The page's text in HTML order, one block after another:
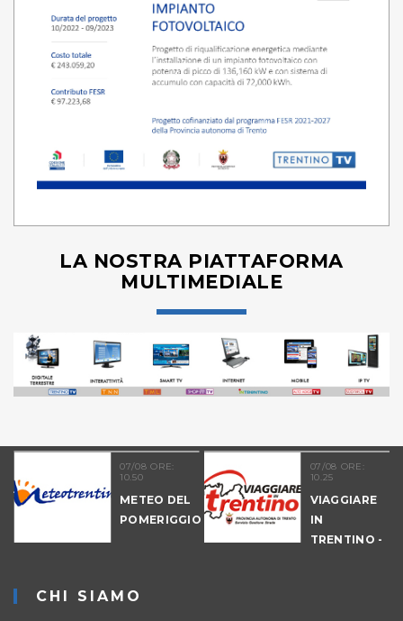
LA NOSTRA PIATTAFORMA
MULTIMEDIALE
07/08 ORE:
10.50
METEO DEL
POMERIGGIO
07/08 ORE:
10.25
VIAGGIARE
IN
TRENTINO -
CHI SIAMO